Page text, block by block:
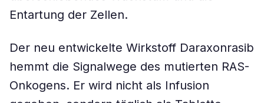
Entartung der Zellen.
Der neu entwickelte Wirkstoff Daraxonrasib
hemmt die Signalwege des mutierten RAS-
Onkogens. Er wird nicht als Infusion